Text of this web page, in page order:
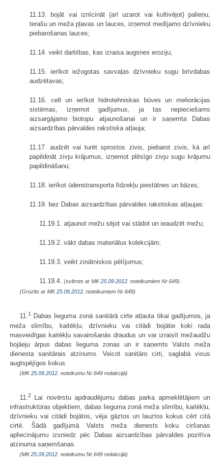
11.13. bojāt vai iznīcināt (arī uzarot vai kultivējot) palieņu,
terašu un meža pļavas un lauces, izņemot medījamo dzīvnieku
piebarošanas lauces;
11.14. veikt darbības, kas izraisa augsnes eroziju;
11.15. ierīkot iežogotas savvaļas dzīvnieku sugu brīvdabas
audzētavas;
11.16. celt un ierīkot hidrotehniskas būves un meliorācijas
sistēmas, izņemot gadījumus, ja tas nepieciešams
aizsargājamo biotopu atjaunošanai un ir saņemta Dabas
aizsardzības pārvaldes rakstiska atļauja;
11.17. audzēt vai turēt sprostos zivis, piebarot zivis, kā arī
papildināt zivju krājumus, izņemot plēsīgo zivju sugu krājumu
papildināšanu;
11.18. ierīkot ūdenstransporta līdzekļu piestātnes un bāzes;
11.19. bez Dabas aizsardzības pārvaldes rakstiskas atļaujas:
11.19.1. atjaunot mežu sējot vai stādot un ieaudzēt mežu;
11.19.2. vākt dabas materiālus kolekcijām;
11.19.3. veikt zinātniskos pētījumus;
11.19.4. (svītrots ar MK25.09.2012. noteikumiem Nr.649).
(Grozīts ar MK25.09.2012. noteikumiem Nr.649)
11.1
Dabas lieguma zonā sanitārā cirte atļauta tikai gadījumos, ja
meža slimību, kaitēkļu, dzīvnieku vai citādi bojātie koki rada
masveidīgas kaitēkļu savairošanās draudus un var izraisīt mežaudžu
bojāeju ārpus dabas lieguma zonas un ir saņemts Valsts meža
dienesta sanitārais atzinums. Veicot sanitāro cirti, saglabā visus
augtspējīgos kokus.
(MK25.09.2012. noteikumu Nr.649 redakcijā)
11. 2
Lai novērstu apdraudējumu dabas parka apmeklētājiem un
infrastruktūras objektiem, dabas lieguma zonā meža slimību, kaitēkļu,
dzīvnieku vai citādi bojātos, vēja gāztos un lauztos kokus cērt citā
cirtē. Šādā gadījumā Valsts meža dienests koku ciršanas
apliecinājumu izsniedz pēc Dabas aizsardzības pārvaldes pozitīva
atzinuma saņemšanas.
(MK25.09.2012. noteikumu Nr.649 redakcijā)